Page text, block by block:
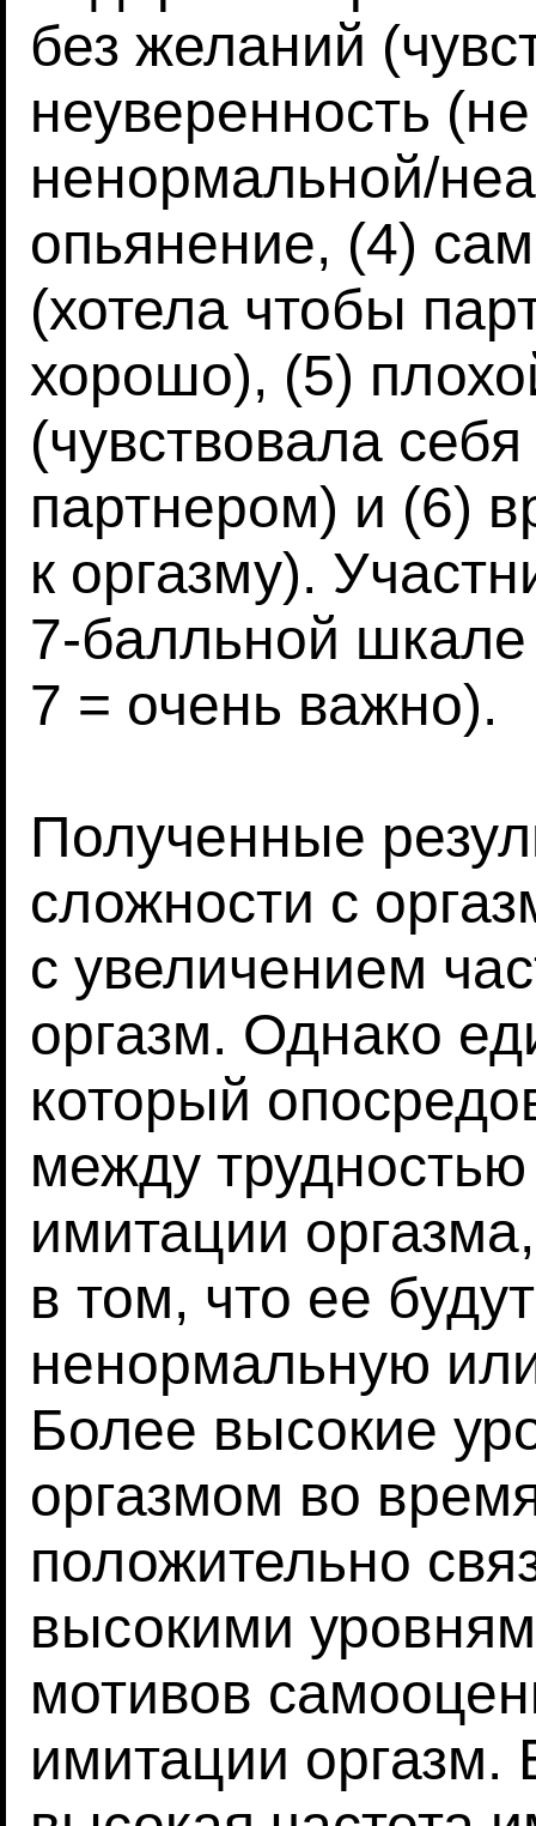
без желаний
неуверенность
ненормальной/
опьянение, (4)
(хотела чтобы
хорошо), (5)
(чувствовала
партнером) и (6)
к оргазму).
7-балльной
7 = очень важно).
Полученные
сложности с
с увеличением
оргазм. Однако
который
между
имитации
в том, что ее
ненормальную
Более высокие
оргазмом во
положительно
высокими
мотивов
имитации оргазм.